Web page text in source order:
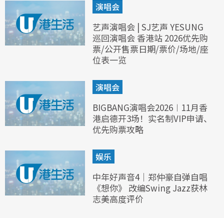
演唱会
艺声演唱会 | SJ艺声 YESUNG
巡回演唱会 香港站 2026优先购
票/公开售票日期/票价/场地/座
位表一览
演唱会
BIGBANG演唱会2026︱11月香
港启德开3场！实名制VIP申请、
优先购票攻略
娱乐
中年好声音4｜郑仲豪自弹自唱
《想你》 改编Swing Jazz获林
志美高度评价